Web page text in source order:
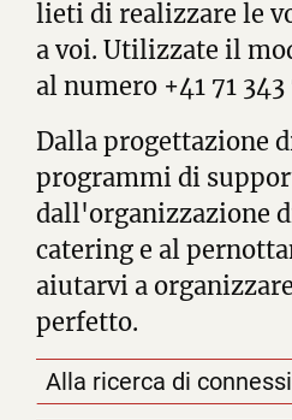
lieti di realizzare le
a voi. Utilizzate il
al numero +41 71 343
Dalla progettazione
programmi di
dall'organizzazione
catering e al
aiutarvi a
perfetto.
Alla ricerca di